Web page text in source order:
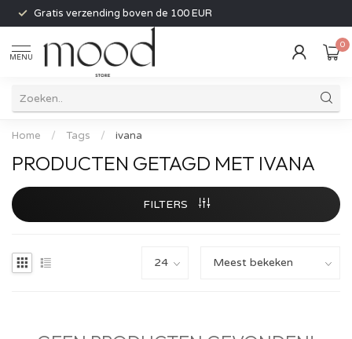
Gratis verzending boven de 100 EUR
MENU
0
Home / Tags / ivana
PRODUCTEN GETAGD MET IVANA
FILTERS